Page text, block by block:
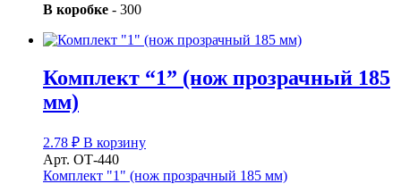
В коробке - 300
Комплект “1” (нож прозрачный 185
мм)
2.78 ₽ В корзину
Арт. ОТ-440
Комплект "1" (нож прозрачный 185 мм)